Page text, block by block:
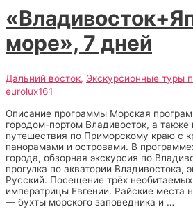
море», 7 дней
Дальний восток, Экскурсионные туры
eurolux161
Описание программы Морская
городом-портом Владивосток, а также
путешествия по Приморскому краю с
панорамами и островами. В
города, обзорная экскурсия по
прогулка по акватории Владивостока,
Русский. Посещение трёх
императрицы Евгении. Райские места
— бухты морского заповедника и …